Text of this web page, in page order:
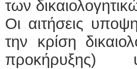
των
Οι αιτήσεις
την κρίση
προκήρυξης)